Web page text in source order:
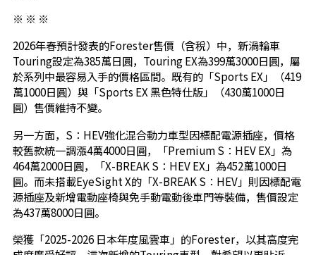
※ ※ ※
2026年春預計發表的Forester售價（含稅）中，新渦輪車
Touring設定為385萬日圓，Touring EX為399萬3000日圓，屬
於系列中最容易入手的價格區間。既有的「Sports EX」（419
萬1000日圓）與「Sports EX 黑色特仕版」（430萬1000日
圓）售價維持不變。
另一方面，S：HEV強化混合動力車型因標配電源插座，價格
較舊款統一調漲4萬4000日圓，「Premium S：HEV EX」為
464萬2000日圓，「X-BREAK S：HEV EX」為452萬1000日
圓。而未搭載EyeSight X的「X-BREAK S：HEV」則因標配電
源插座及新增電動座椅與免手動電動後車門等裝備，售價設定
為437萬8000日圓。
榮獲「2025-2026 日本年度風雲車」的Forester，以其高度完